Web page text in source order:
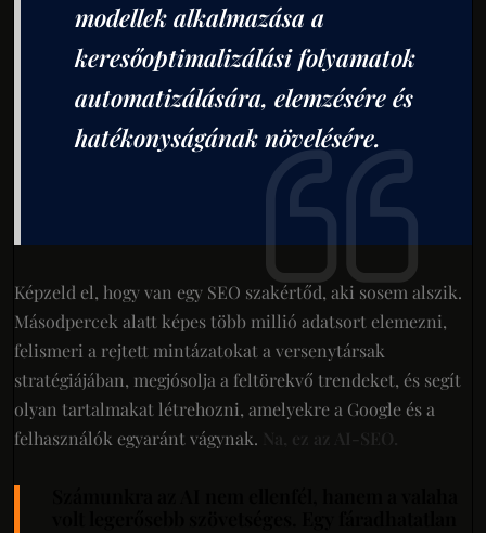
modellek alkalmazása a
keresőoptimalizálási folyamatok
automatizálására, elemzésére és
hatékonyságának növelésére.
Képzeld el, hogy van egy SEO szakértőd, aki sosem alszik.
Másodpercek alatt képes több millió adatsort elemezni,
felismeri a rejtett mintázatokat a versenytársak
stratégiájában, megjósolja a feltörekvő trendeket, és segít
olyan tartalmakat létrehozni, amelyekre a Google és a
felhasználók egyaránt vágynak. Na, ez az AI-SEO.